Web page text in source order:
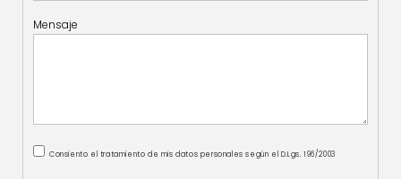
Mensaje
Consiento el tratamiento de mis datos personales según el D.Lgs. 196/2003